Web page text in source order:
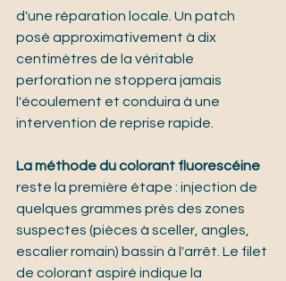
d'une réparation locale. Un patch
posé approximativement à dix
centimètres de la véritable
perforation ne stoppera jamais
l'écoulement et conduira à une
intervention de reprise rapide.
La méthode du colorant fluorescéine
reste la première étape : injection de
quelques grammes près des zones
suspectes (pièces à sceller, angles,
escalier romain) bassin à l'arrêt. Le filet
de colorant aspiré indique la